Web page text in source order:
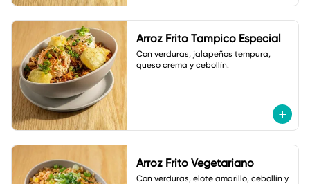
Arroz Frito Tampico Especial
Con verduras, jalapeños tempura,
queso crema y cebollín.
Arroz Frito Vegetariano
Con verduras, elote amarillo, cebollín y